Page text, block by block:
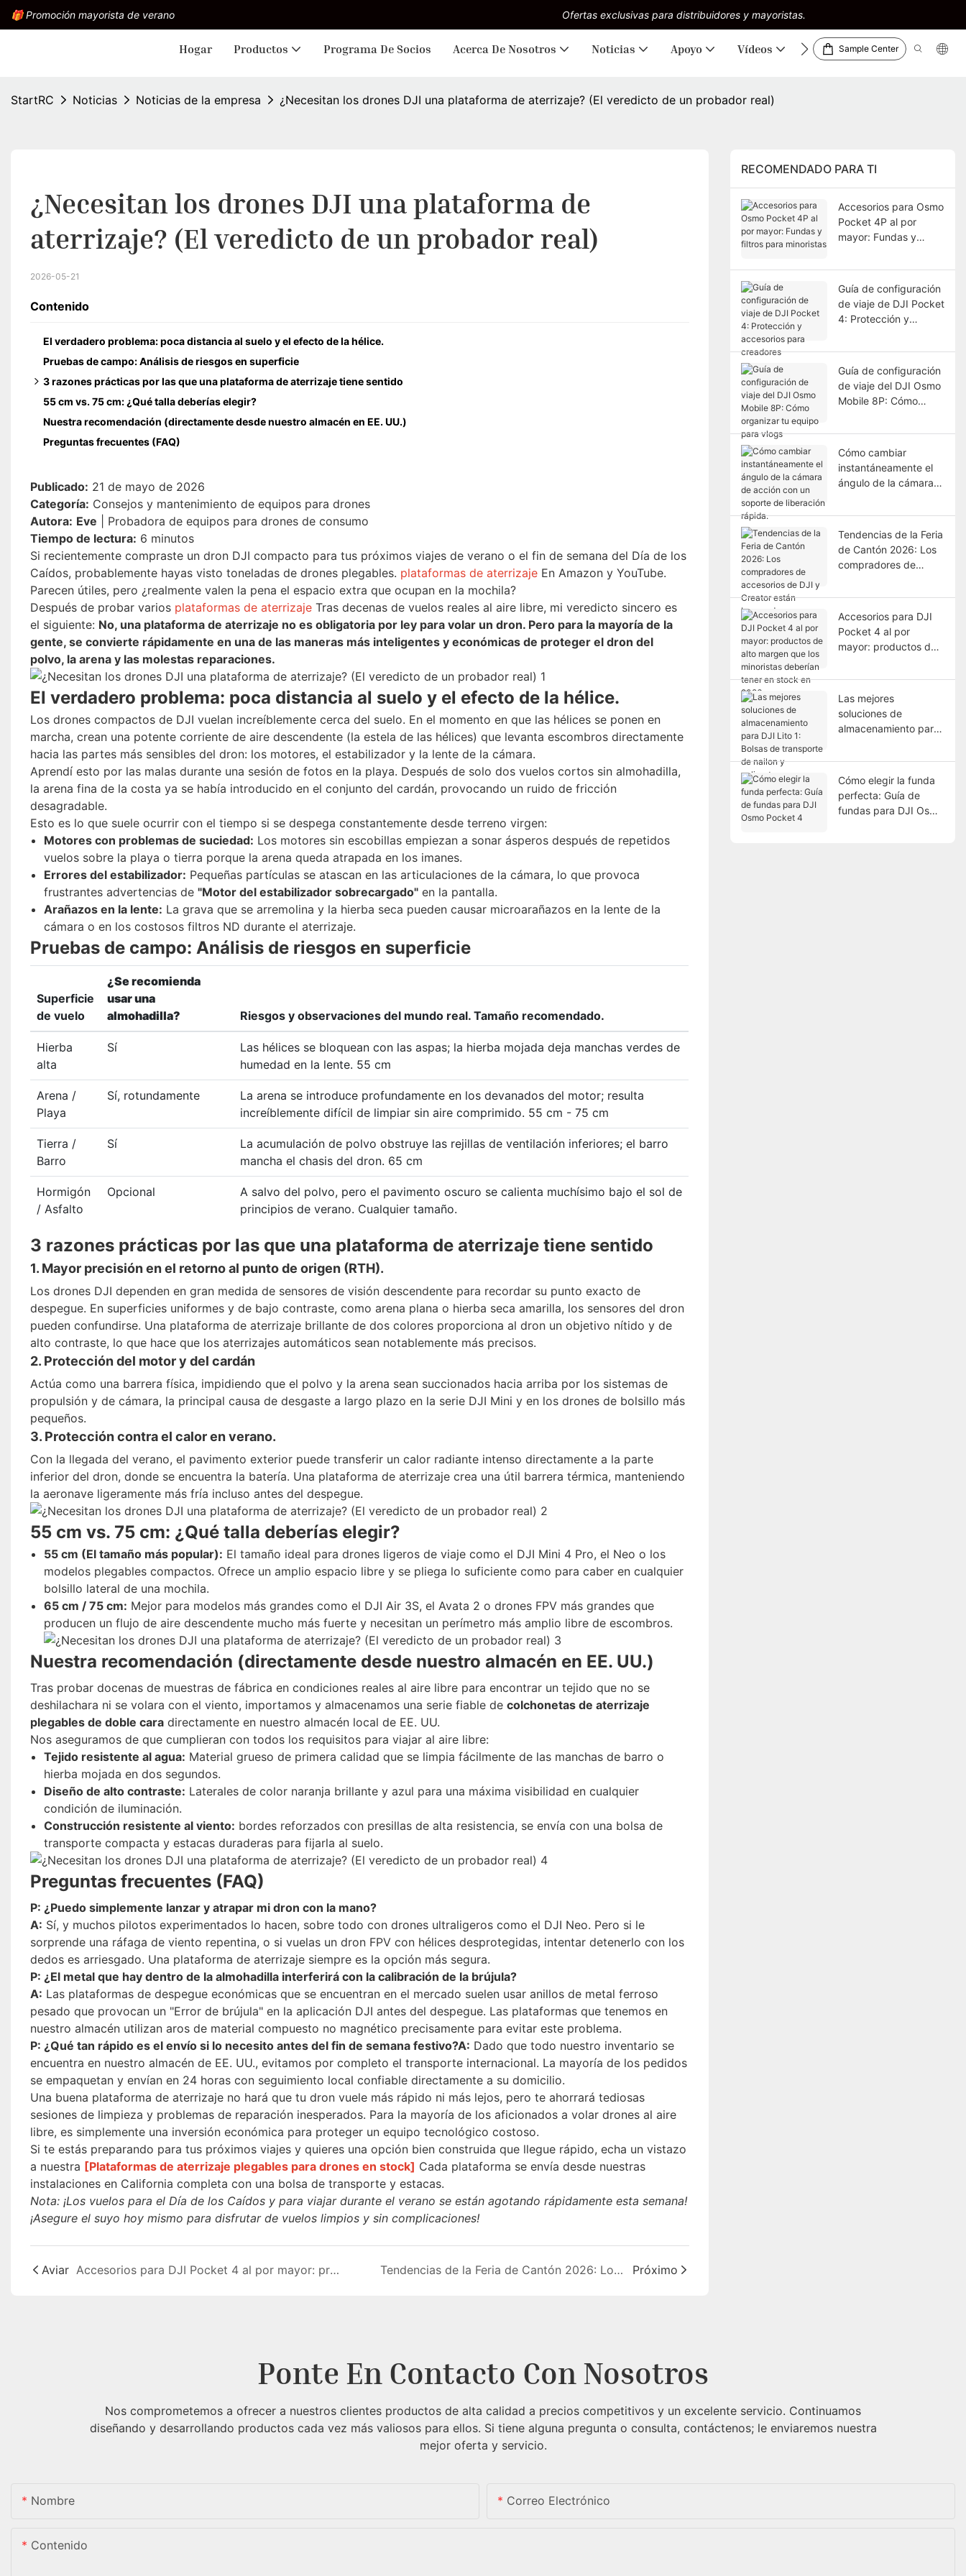
🎁 Promoción mayorista de verano Ofertas exclusivas para distribuidores y mayoristas.
Hogar Productos Programa De Socios Acerca De Nosotros Noticias Apoyo Vídeos DescargasSample Center
StartRC Noticias Noticias de la empresa ¿Necesitan los drones DJI una plataforma de aterrizaje? (El veredicto de un probador real)
¿Necesitan los drones DJI una plataforma de
aterrizaje? (El veredicto de un probador real)
2026-05-21
Contenido
El verdadero problema: poca distancia al suelo y el efecto de la hélice.
Pruebas de campo: Análisis de riesgos en superficie
3 razones prácticas por las que una plataforma de aterrizaje tiene sentido
1. Mayor precisión en el retorno al punto de origen (RTH).
2. Protección del motor y del cardán
3. Protección contra el calor en verano.
55 cm vs. 75 cm: ¿Qué talla deberías elegir?
Nuestra recomendación (directamente desde nuestro almacén en EE. UU.)
Preguntas frecuentes (FAQ)
Publicado: 21 de mayo de 2026
Categoría: Consejos y mantenimiento de equipos para drones
Autora: Eve | Probadora de equipos para drones de consumo
Tiempo de lectura: 6 minutos
Si recientemente compraste un dron DJI compacto para tus próximos viajes de verano o el fin de semana del Día de los
Caídos, probablemente hayas visto toneladas de drones plegables. plataformas de aterrizajeEn Amazon y YouTube.
Parecen útiles, pero ¿realmente valen la pena el espacio extra que ocupan en la mochila?
Después de probar varios plataformas de aterrizajeTras decenas de vuelos reales al aire libre, mi veredicto sincero es
el siguiente: No, una plataforma de aterrizaje no es obligatoria por ley para volar un dron. Pero para la mayoría de la
gente, se convierte rápidamente en una de las maneras más inteligentes y económicas de proteger el dron del
polvo, la arena y las molestas reparaciones.
El verdadero problema: poca distancia al suelo y el efecto de la hélice.
Los drones compactos de DJI vuelan increíblemente cerca del suelo. En el momento en que las hélices se ponen en
marcha, crean una potente corriente de aire descendente (la estela de las hélices) que levanta escombros directamente
hacia las partes más sensibles del dron: los motores, el estabilizador y la lente de la cámara.
Aprendí esto por las malas durante una sesión de fotos en la playa. Después de solo dos vuelos cortos sin almohadilla,
la arena fina de la costa ya se había introducido en el conjunto del cardán, provocando un ruido de fricción
desagradable.
Esto es lo que suele ocurrir con el tiempo si se despega constantemente desde terreno virgen:
Motores con problemas de suciedad: Los motores sin escobillas empiezan a sonar ásperos después de repetidos
vuelos sobre la playa o tierra porque la arena queda atrapada en los imanes.
Errores del estabilizador: Pequeñas partículas se atascan en las articulaciones de la cámara, lo que provoca
frustrantes advertencias de"Motor del estabilizador sobrecargado" en la pantalla.
Arañazos en la lente: La grava que se arremolina y la hierba seca pueden causar microarañazos en la lente de la
cámara o en los costosos filtros ND durante el aterrizaje.
Pruebas de campo: Análisis de riesgos en superficie
Superficie
de vuelo
¿Se recomienda
usar una
almohadilla?
Riesgos y observaciones del mundo real. Tamaño recomendado.
Hierba
alta
Sí
Las hélices se bloquean con las aspas; la hierba mojada deja manchas verdes de
humedad en la lente. 55 cm
Arena /
Playa
Sí, rotundamente
La arena se introduce profundamente en los devanados del motor; resulta
increíblemente difícil de limpiar sin aire comprimido. 55 cm - 75 cm
Tierra /
Barro
Sí
La acumulación de polvo obstruye las rejillas de ventilación inferiores; el barro
mancha el chasis del dron. 65 cm
Hormigón
/ Asfalto
Opcional
A salvo del polvo, pero el pavimento oscuro se calienta muchísimo bajo el sol de
principios de verano. Cualquier tamaño.
3 razones prácticas por las que una plataforma de aterrizaje tiene sentido
1. Mayor precisión en el retorno al punto de origen (RTH).
Los drones DJI dependen en gran medida de sensores de visión descendente para recordar su punto exacto de
despegue. En superficies uniformes y de bajo contraste, como arena plana o hierba seca amarilla, los sensores del dron
pueden confundirse. Una plataforma de aterrizaje brillante de dos colores proporciona al dron un objetivo nítido y de
alto contraste, lo que hace que los aterrizajes automáticos sean notablemente más precisos.
2. Protección del motor y del cardán
Actúa como una barrera física, impidiendo que el polvo y la arena sean succionados hacia arriba por los sistemas de
propulsión y de cámara, la principal causa de desgaste a largo plazo en la serie DJI Mini y en los drones de bolsillo más
pequeños.
3. Protección contra el calor en verano.
Con la llegada del verano, el pavimento exterior puede transferir un calor radiante intenso directamente a la parte
inferior del dron, donde se encuentra la batería. Una plataforma de aterrizaje crea una útil barrera térmica, manteniendo
la aeronave ligeramente más fría incluso antes del despegue.
55 cm vs. 75 cm: ¿Qué talla deberías elegir?
55 cm (El tamaño más popular): El tamaño ideal para drones ligeros de viaje como el DJI Mini 4 Pro, el Neo o los
modelos plegables compactos. Ofrece un amplio espacio libre y se pliega lo suficiente como para caber en cualquier
bolsillo lateral de una mochila.
65 cm / 75 cm: Mejor para modelos más grandes como el DJI Air 3S, el Avata 2 o drones FPV más grandes que
producen un flujo de aire descendente mucho más fuerte y necesitan un perímetro más amplio libre de escombros.
Nuestra recomendación (directamente desde nuestro almacén en EE. UU.)
Tras probar docenas de muestras de fábrica en condiciones reales al aire libre para encontrar un tejido que no se
deshilachara ni se volara con el viento, importamos y almacenamos una serie fiable de colchonetas de aterrizaje
plegables de doble caradirectamente en nuestro almacén local de EE. UU.
Nos aseguramos de que cumplieran con todos los requisitos para viajar al aire libre:
Tejido resistente al agua: Material grueso de primera calidad que se limpia fácilmente de las manchas de barro o
hierba mojada en dos segundos.
Diseño de alto contraste: Laterales de color naranja brillante y azul para una máxima visibilidad en cualquier
condición de iluminación.
Construcción resistente al viento: bordes reforzados con presillas de alta resistencia, se envía con una bolsa de
transporte compacta y estacas duraderas para fijarla al suelo.
Preguntas frecuentes (FAQ)
P: ¿Puedo simplemente lanzar y atrapar mi dron con la mano?
A: Sí, y muchos pilotos experimentados lo hacen, sobre todo con drones ultraligeros como el DJI Neo. Pero si le
sorprende una ráfaga de viento repentina, o si vuelas un dron FPV con hélices desprotegidas, intentar detenerlo con los
dedos es arriesgado. Una plataforma de aterrizaje siempre es la opción más segura.
P: ¿El metal que hay dentro de la almohadilla interferirá con la calibración de la brújula?
A: Las plataformas de despegue económicas que se encuentran en el mercado suelen usar anillos de metal ferroso
pesado que provocan un "Error de brújula" en la aplicación DJI antes del despegue. Las plataformas que tenemos en
nuestro almacén utilizan aros de material compuesto no magnético precisamente para evitar este problema.
P: ¿Qué tan rápido es el envío si lo necesito antes del fin de semana festivo?A: Dado que todo nuestro inventario se
encuentra en nuestro almacén de EE. UU., evitamos por completo el transporte internacional. La mayoría de los pedidos
se empaquetan y envían en 24 horas con seguimiento local confiable directamente a su domicilio.
Una buena plataforma de aterrizaje no hará que tu dron vuele más rápido ni más lejos, pero te ahorrará tediosas
sesiones de limpieza y problemas de reparación inesperados. Para la mayoría de los aficionados a volar drones al aire
libre, es simplemente una inversión económica para proteger un equipo tecnológico costoso.
Si te estás preparando para tus próximos viajes y quieres una opción bien construida que llegue rápido, echa un vistazo
a nuestra [Plataformas de aterrizaje plegables para drones en stock] Cada plataforma se envía desde nuestras
instalaciones en California completa con una bolsa de transporte y estacas.
Nota: ¡Los vuelos para el Día de los Caídos y para viajar durante el verano se están agotando rápidamente esta semana!
¡Asegure el suyo hoy mismo para disfrutar de vuelos limpios y sin complicaciones!
Aviar Accesorios para DJI Pocket 4 al por mayor: productos de alto margen que los minoristas deberían tener en stock en 2026. Tendencias de la Feria de Cantón 2026: Los compradores de accesorios de DJI y Creator están buscando Próximo
RECOMENDADO PARA TI
Accesorios para Osmo
Pocket 4P al por
mayor: Fundas y
Guía de configuración
de viaje de DJI Pocket
4: Protección y
creadores
Guía de configuración
de viaje del DJI Osmo
Mobile 8P: Cómo
para vlogs
Cómo cambiar
instantáneamente el
ángulo de la cámara
soporte de liberación
rápida.
Tendencias de la Feria
de Cantón 2026: Los
compradores de
Creator están
buscando
Accesorios para DJI
Pocket 4 al por
mayor: productos de
minoristas deberían
tener en stock en
2026.
Las mejores
soluciones de
almacenamiento para
transporte de nailon y
poliuretano, y estuche
rígido impermeable
(2026).
Cómo elegir la funda
perfecta: Guía de
fundas para DJI Osmo
Ponte En Contacto Con Nosotros
Nos comprometemos a ofrecer a nuestros clientes productos de alta calidad a precios competitivos y un excelente servicio. Continuamos
diseñando y desarrollando productos cada vez más valiosos para ellos. Si tiene alguna pregunta o consulta, contáctenos; le enviaremos nuestra
mejor oferta y servicio.
Nombre Correo Electrónico
Contenido